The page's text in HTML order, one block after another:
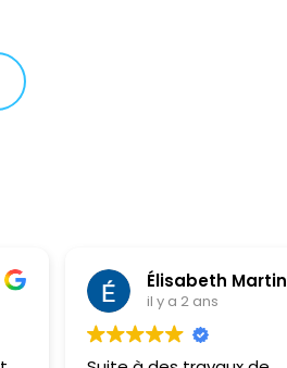
Élisabeth Martin
il y a 2 ans